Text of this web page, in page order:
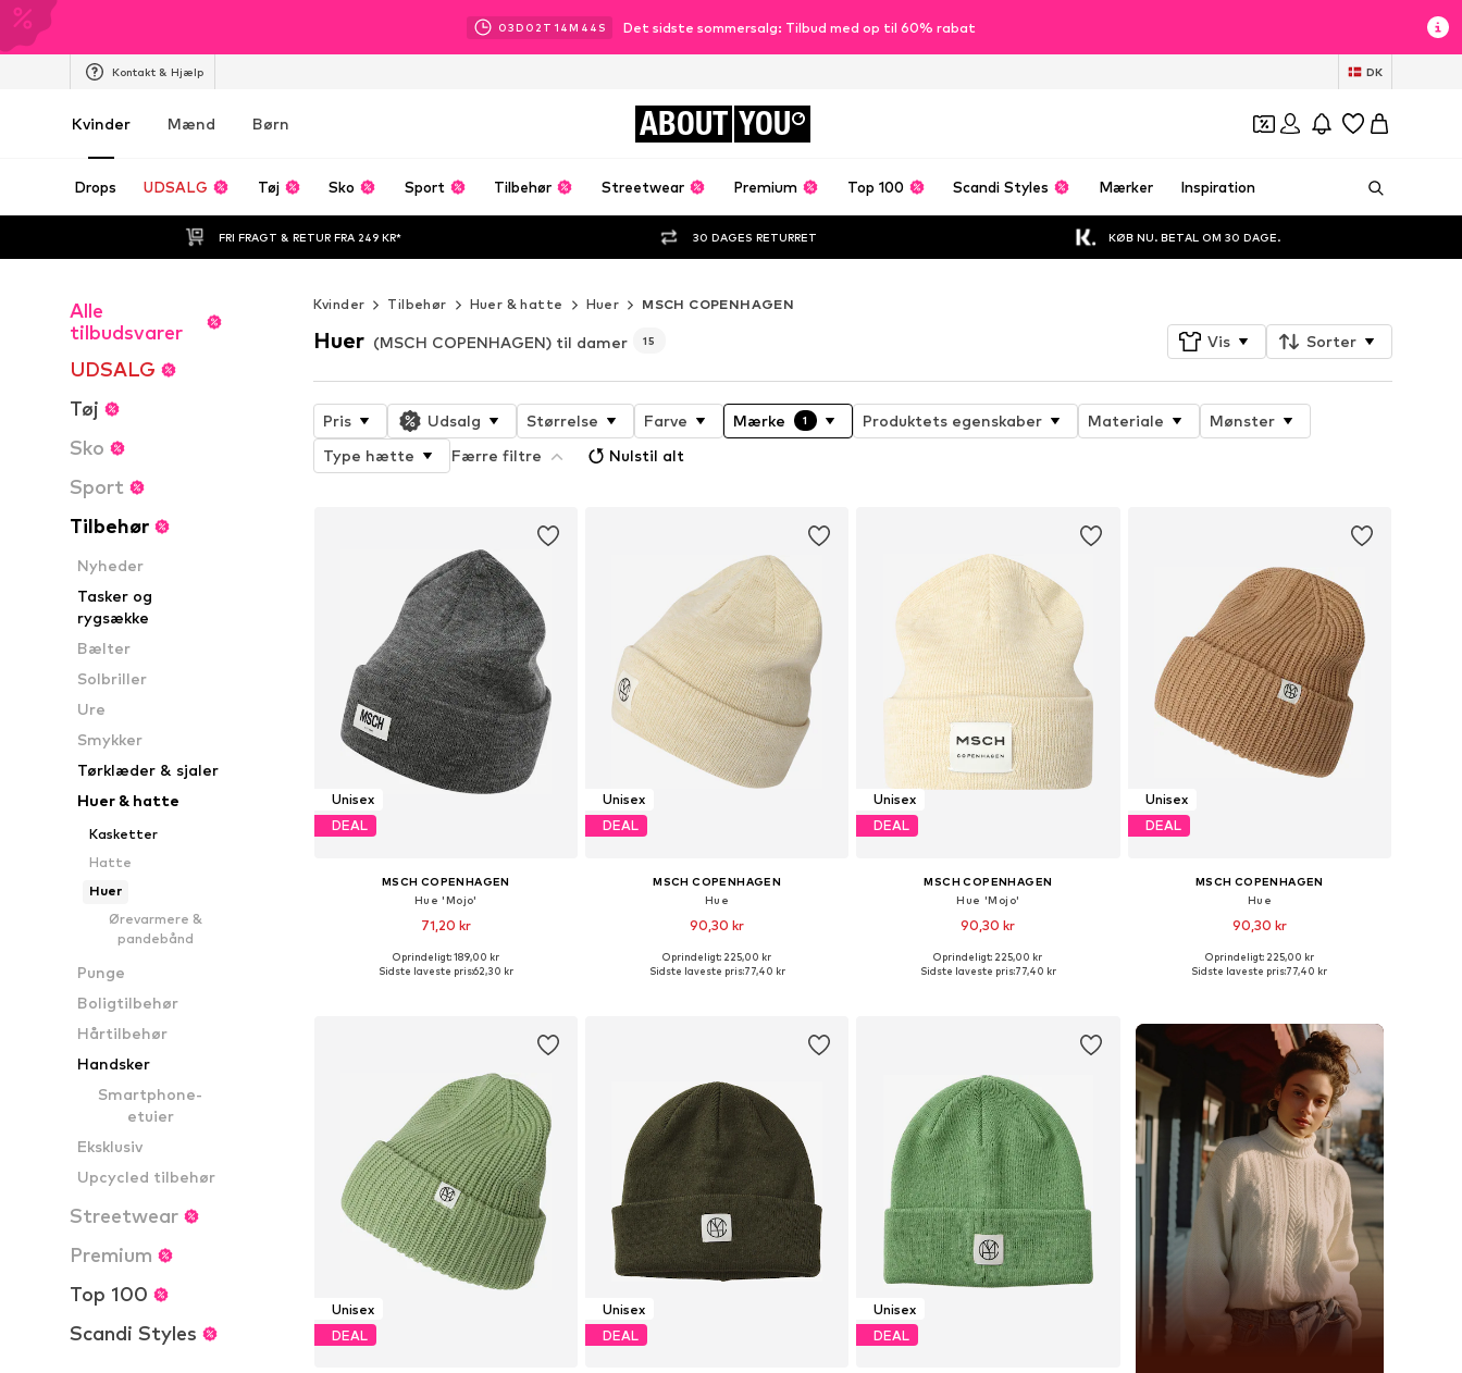
03D 02 T 14M 42 S Det sidste sommersalg: Tilbud med op til 60% rabat
Kontakt & Hjælp DK
Kvinder Mænd Børn ABOUT YOU
Drops UDSALG Tøj Sko Sport Tilbehør Streetwear Premium Top 100 Scandi Styles Mærker Inspiration
FRI FRAGT & RETUR FRA 249 KR* 30 DAGES RETURRET KØB NU. BETAL OM 30 DAGE.
Alle
tilbudsvarer
UDSALG
Tøj
Sko
Sport
Tilbehør
Nyheder
Tasker og
rygsække
Bælter
Solbriller
Ure
Smykker
Tørklæder & sjaler
Huer & hatte
Kasketter
Hatte
Huer
Ørevarmere &
pandebånd
Punge
Boligtilbehør
Hårtilbehør
Handsker
Smartphone-
etuier
Eksklusiv
Upcycled tilbehør
Streetwear
Premium
Top 100
Scandi Styles
Kvinder Tilbehør Huer & hatte Huer MSCH COPENHAGEN
Huer (MSCH COPENHAGEN) til damer 15 Vis Sorter
Pris Udsalg Størrelse Farve Mærke 1 Produktets egenskaber Materiale
Mønster
Type hætte
Færre filtre Nulstil alt
Unisex
DEAL
MSCH COPENHAGEN
Hue 'Mojo'
71,20 kr
Tilgængelige størrelser: 55-60
Oprindeligt: 189,00 kr
Sidste laveste pris:62,30 kr
Unisex
DEAL
MSCH COPENHAGEN
Hue
90,30 kr
Tilgængelige størrelser: 55-60
Oprindeligt: 225,00 kr
Sidste laveste pris:77,40 kr
Unisex
DEAL
MSCH COPENHAGEN
Hue 'Mojo'
90,30 kr
+2
Tilgængelige størrelser: 55-60
Oprindeligt: 225,00 kr
Sidste laveste pris:77,40 kr
Unisex
DEAL
MSCH COPENHAGEN
Hue
90,30 kr
Tilgængelige størrelser: 55-60
Oprindeligt: 225,00 kr
Sidste laveste pris:77,40 kr
Unisex
DEAL
Unisex
DEAL
Unisex
DEAL